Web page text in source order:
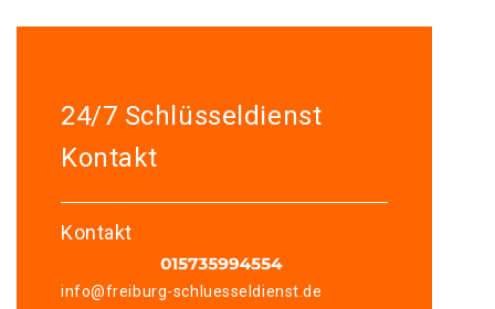
24/7 Schlüsseldienst
Kontakt
Kontakt
info@freiburg-schluesseldienst.de